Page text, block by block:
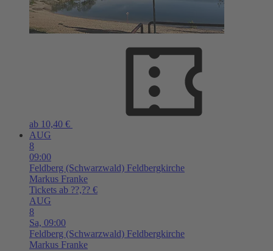
ab 10,40 €
AUG
8
09:00
Feldberg (Schwarzwald) Feldbergkirche
Markus Franke
Tickets ab ??,?? €
AUG
8
Sa, 09:00
Feldberg (Schwarzwald) Feldbergkirche
Markus Franke